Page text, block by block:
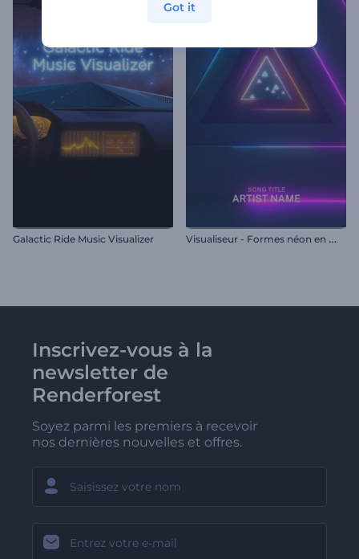
Galactic Ride Music Visualizer V
isualiseur - Formes néon en mouvement
Inscrivez-vous à la
newsletter de
Renderforest
Soyez parmi les premiers à recevoir
nos dernières nouvelles et offres.
Got it